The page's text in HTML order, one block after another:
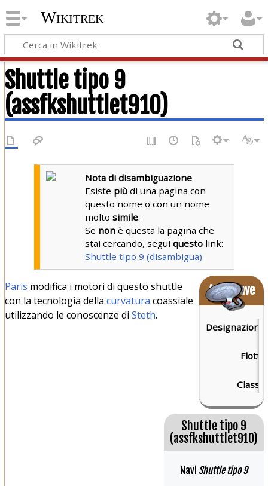
Wikitrek
Shuttle tipo 9
(assfkshuttlet910)
Nota di disambiguazione
Esiste più di una pagina con
questo nome o con un nome
moltosimile.
Se non è questa la pagina che
stai cercando, seguiquesto link:
Shuttle tipo 9 (disambigua)
Astronave
Designazione:
Flotta:
Classe:
Shuttle tipo 9
(assfkshuttlet910)
Navi Shuttle tipo 9
Paris modifica i motori di questo shuttle
con la tecnologia della curvatura coassiale
utilizzando le conoscenze di Steth.